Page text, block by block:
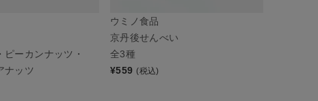
ピーカンナッツ・
ナッツ
ウミノ食品
京丹後せんべい
全3種
¥559 (税込)